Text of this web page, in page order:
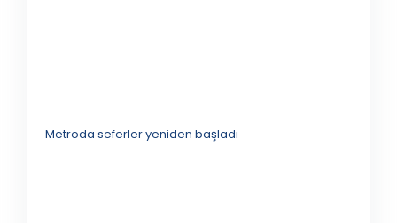
Metroda seferler yeniden başladı